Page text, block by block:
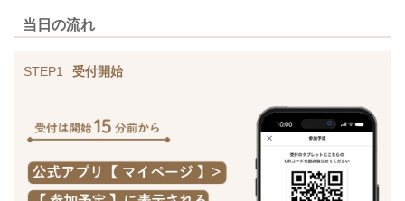
当日の流れ
STEP1 受付開始